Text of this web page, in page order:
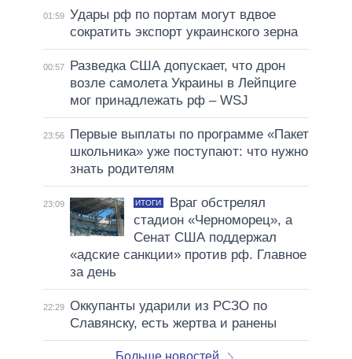
01:59 Удары рф по портам могут вдвое
сократить экспорт украинского зерна
00:57
Разведка США допускает, что дрон
возле самолета Украины в Лейпциге
мог принадлежать рф – WSJ
23:56
Первые выплаты по программе «Пакет
школьника» уже поступают: что нужно
знать родителям
23:09 ИТОГИ
Враг обстрелял
стадион «Черноморец», а
Сенат США поддержал
«адские санкции» против рф. Главное
за день
22:29 Оккупанты ударили из РСЗО по
Славянску, есть жертва и ранены
Больше новостей